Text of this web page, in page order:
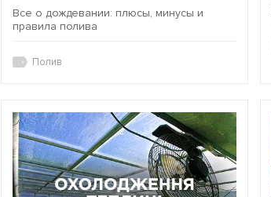
Все о дождевании: плюсы, минусы и
правила полива
Полив